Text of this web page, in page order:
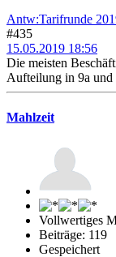
Antw:Tarifrunde
#435
15.05.2019 18:56
Die meisten
Aufteilung in 9a und
Mahlzeit
Vollwertiges
Beiträge: 119
Gespeichert